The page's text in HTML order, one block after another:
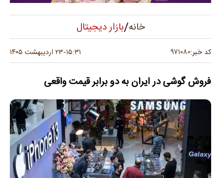
خانه/بازار دیجیتال
کد خبر:۹۷۱۰۸۰ ۱۵:۳۱-۲۳ اردیبهشت ۱۴۰۵
فروش گوشی در ایران به دو برابر قیمت واقعی